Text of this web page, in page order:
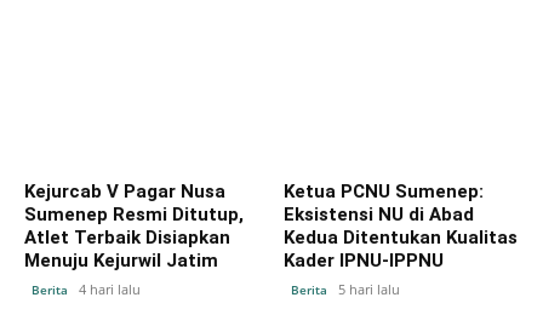
Kejurcab V Pagar Nusa
Sumenep Resmi Ditutup,
Atlet Terbaik Disiapkan
Menuju Kejurwil Jatim
Berita 4 hari lalu
Ketua PCNU Sumenep:
Eksistensi NU di Abad
Kedua Ditentukan Kualitas
Kader IPNU-IPPNU
Berita 5 hari lalu